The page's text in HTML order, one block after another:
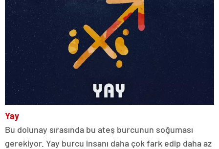
Yay
Bu dolunay sırasında bu ateş burcunun soğuması
gerekiyor. Yay burcu insanı daha çok fark edip daha az